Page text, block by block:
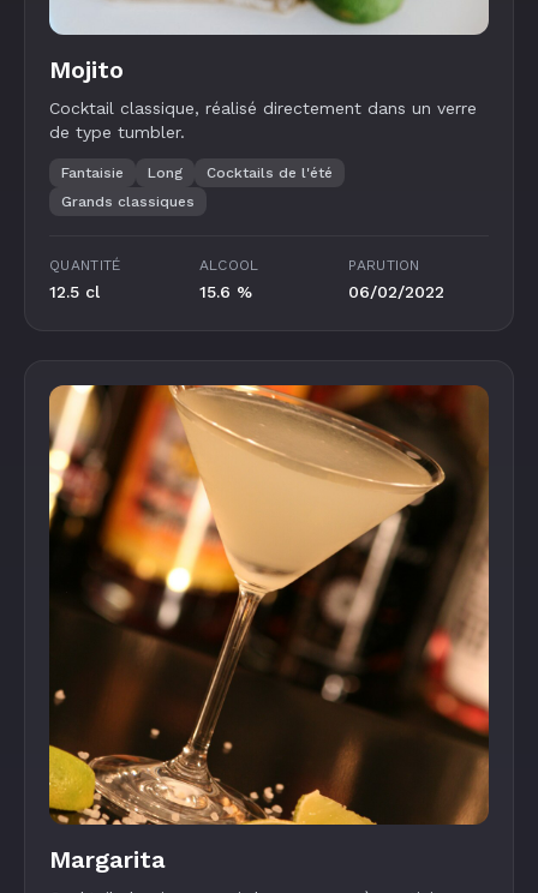
Mojito
Cocktail classique, réalisé directement dans un verre
de type tumbler.
Fantaisie Long
Cocktails de l'été
Grands classiques
QUANTITÉ
12.5 cl
ALCOOL
15.6 %
PARUTION
06/02/2022
Margarita